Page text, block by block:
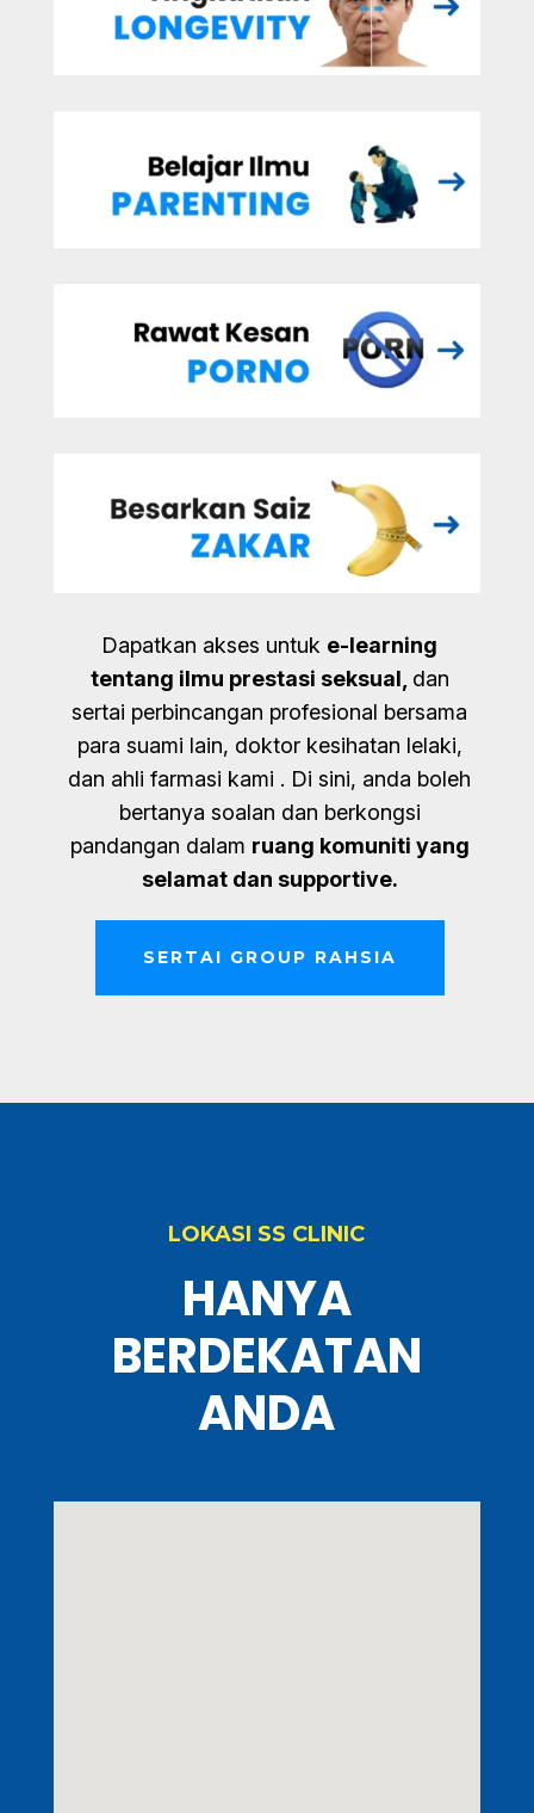
Dapatkan akses untuk e-learning
tentang ilmu prestasi seksual, dan
sertai perbincangan profesional bersama
para suami lain, doktor kesihatan lelaki,
dan ahli farmasi kami . Di sini, anda boleh
bertanya soalan dan berkongsi
pandangan dalam ruang komuniti yang
selamat dan supportive.
SERTAI GROUP RAHSIA
LOKASI SS CLINIC
HANYA
BERDEKATAN
ANDA